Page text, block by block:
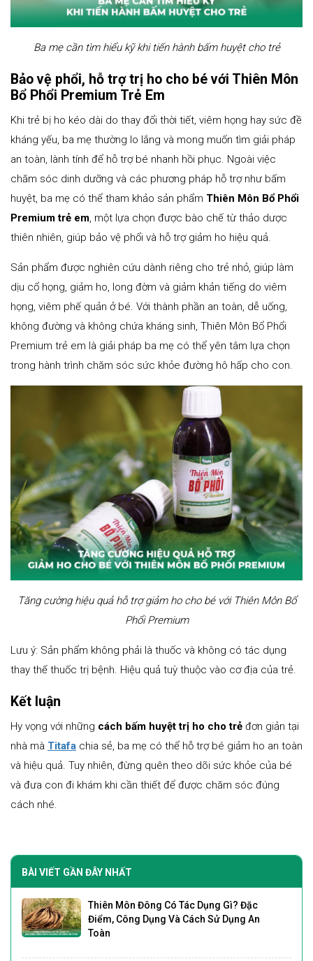
Ba mẹ cần tìm hiểu kỹ khi tiến hành bấm huyệt cho trẻ
Bảo vệ phổi, hỗ trợ trị ho cho bé với Thiên Môn
Bổ Phổi Premium Trẻ Em
Khi trẻ bị ho kéo dài do thay đổi thời tiết, viêm họng hay sức đề
kháng yếu, ba mẹ thường lo lắng và mong muốn tìm giải pháp
an toàn, lành tính để hỗ trợ bé nhanh hồi phục. Ngoài việc
chăm sóc dinh dưỡng và các phương pháp hỗ trợ như bấm
huyệt, ba mẹ có thể tham khảo sản phẩm Thiên Môn Bổ Phổi
Premium trẻ em, một lựa chọn được bào chế từ thảo dược
thiên nhiên, giúp bảo vệ phổi và hỗ trợ giảm ho hiệu quả.
Sản phẩm được nghiên cứu dành riêng cho trẻ nhỏ, giúp làm
dịu cổ họng, giảm ho, long đờm và giảm khản tiếng do viêm
họng, viêm phế quản ở bé. Với thành phần an toàn, dễ uống,
không đường và không chứa kháng sinh, Thiên Môn Bổ Phổi
Premium trẻ em là giải pháp ba mẹ có thể yên tâm lựa chọn
trong hành trình chăm sóc sức khỏe đường hô hấp cho con.
Tăng cường hiệu quả hỗ trợ giảm ho cho bé với Thiên Môn Bổ
Phổi Premium
Lưu ý: Sản phẩm không phải là thuốc và không có tác dụng
thay thế thuốc trị bệnh. Hiệu quả tuỳ thuộc vào cơ địa của trẻ.
Kết luận
Hy vọng với những cách bấm huyệt trị ho cho trẻ đơn giản tại
nhà mà Titafa chia sẻ, ba mẹ có thể hỗ trợ bé giảm ho an toàn
và hiệu quả. Tuy nhiên, đừng quên theo dõi sức khỏe của bé
và đưa con đi khám khi cần thiết để được chăm sóc đúng
cách nhé.
BÀI VIẾT GẦN ĐÂY NHẤT
Thiên Môn Đông Có Tác Dụng Gì? Đặc
Điểm, Công Dụng Và Cách Sử Dụng An
Toàn